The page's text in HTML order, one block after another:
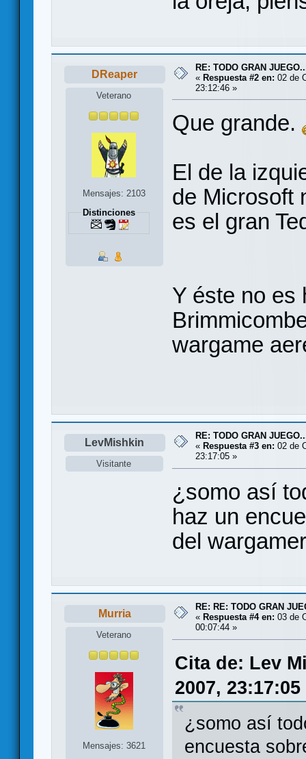
DReaper
Veterano
Mensajes: 2103
Distinciones
RE: TODO GRAN
« Respuesta #2 en: 02 de
23:12:46 »
Que grande.
El de la
de Microsoft
es el gran
Y éste no es
wargame
LevMishkin
Visitante
RE: TODO GRAN
« Respuesta #3 en: 02 de
23:17:05 »
¿somo así
haz un
del
Murria
Veterano
Mensajes: 3621
RE: RE: TODO GRAN
« Respuesta #4 en: 03 de
00:07:44 »
Cita de: Lev
2007, 23:17:05
¿somo así
encuesta